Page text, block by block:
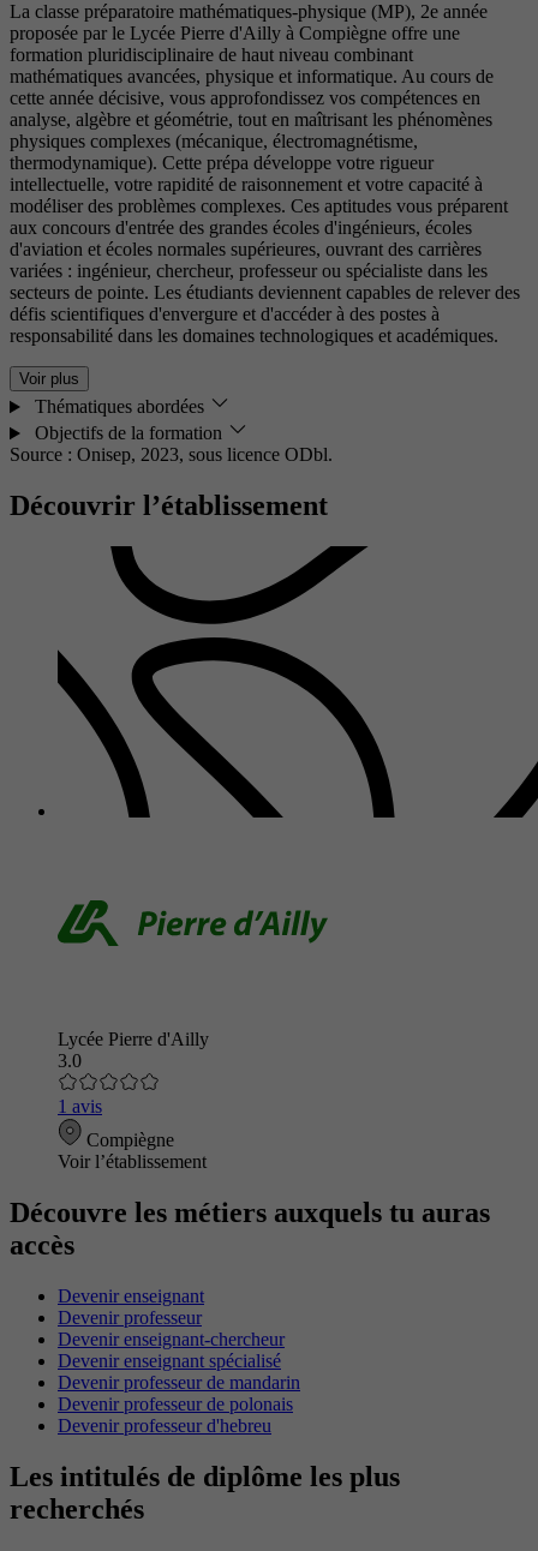
La classe préparatoire mathématiques-physique (MP), 2e année
proposée par le Lycée Pierre d'Ailly à Compiègne offre une
formation pluridisciplinaire de haut niveau combinant
mathématiques avancées, physique et informatique. Au cours de
cette année décisive, vous approfondissez vos compétences en
analyse, algèbre et géométrie, tout en maîtrisant les phénomènes
physiques complexes (mécanique, électromagnétisme,
thermodynamique). Cette prépa développe votre rigueur
intellectuelle, votre rapidité de raisonnement et votre capacité à
modéliser des problèmes complexes. Ces aptitudes vous préparent
aux concours d'entrée des grandes écoles d'ingénieurs, écoles
d'aviation et écoles normales supérieures, ouvrant des carrières
variées : ingénieur, chercheur, professeur ou spécialiste dans les
secteurs de pointe. Les étudiants deviennent capables de relever des
défis scientifiques d'envergure et d'accéder à des postes à
responsabilité dans les domaines technologiques et académiques.
Voir plus
Thématiques abordées
Objectifs de la formation
Source : Onisep, 2023, sous licence ODbl.
Découvrir l’établissement
Lycée Pierre d'Ailly
3.0
1 avis
Compiègne
Voir l’établissement
Découvre les métiers auxquels tu auras
accès
Devenir enseignant
Devenir professeur
Devenir enseignant-chercheur
Devenir enseignant spécialisé
Devenir professeur de mandarin
Devenir professeur de polonais
Devenir professeur d'hebreu
Les intitulés de diplôme les plus
recherchés